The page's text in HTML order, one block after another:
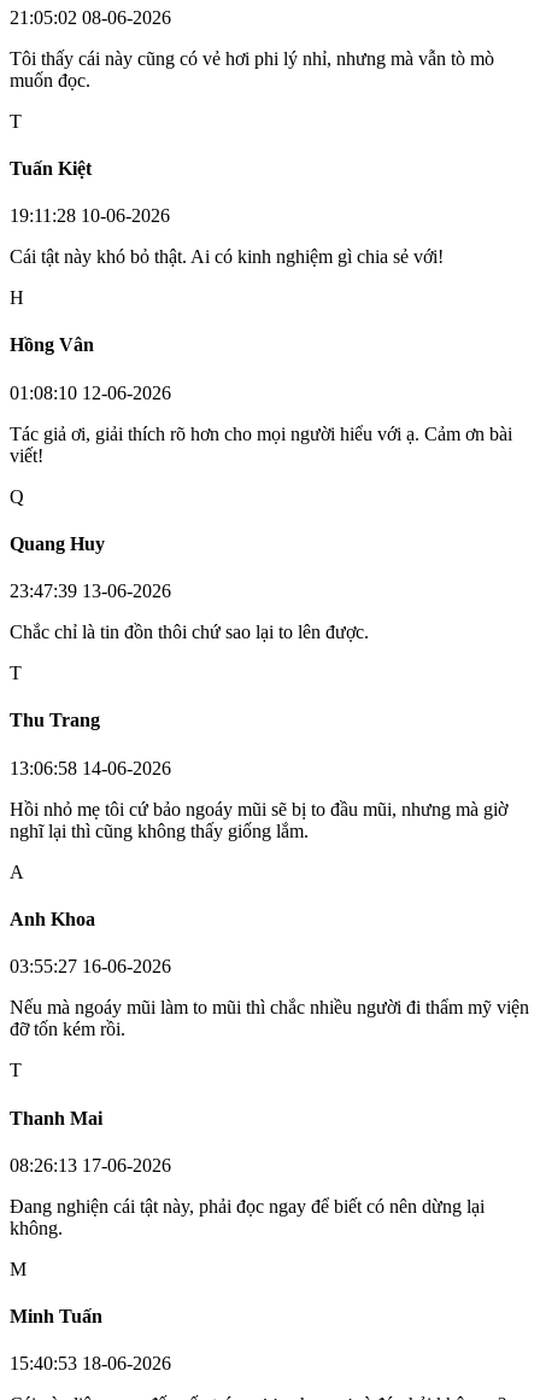
21:05:02 08-06-2026
Tôi thấy cái này cũng có vẻ hơi phi lý nhỉ, nhưng mà vẫn tò mò
muốn đọc.
T
Tuấn Kiệt
19:11:28 10-06-2026
Cái tật này khó bỏ thật. Ai có kinh nghiệm gì chia sẻ với!
H
Hồng Vân
01:08:10 12-06-2026
Tác giả ơi, giải thích rõ hơn cho mọi người hiểu với ạ. Cảm ơn bài
viết!
Q
Quang Huy
23:47:39 13-06-2026
Chắc chỉ là tin đồn thôi chứ sao lại to lên được.
T
Thu Trang
13:06:58 14-06-2026
Hồi nhỏ mẹ tôi cứ bảo ngoáy mũi sẽ bị to đầu mũi, nhưng mà giờ
nghĩ lại thì cũng không thấy giống lắm.
A
Anh Khoa
03:55:27 16-06-2026
Nếu mà ngoáy mũi làm to mũi thì chắc nhiều người đi thẩm mỹ viện
đỡ tốn kém rồi.
T
Thanh Mai
08:26:13 17-06-2026
Đang nghiện cái tật này, phải đọc ngay để biết có nên dừng lại
không.
M
Minh Tuấn
15:40:53 18-06-2026